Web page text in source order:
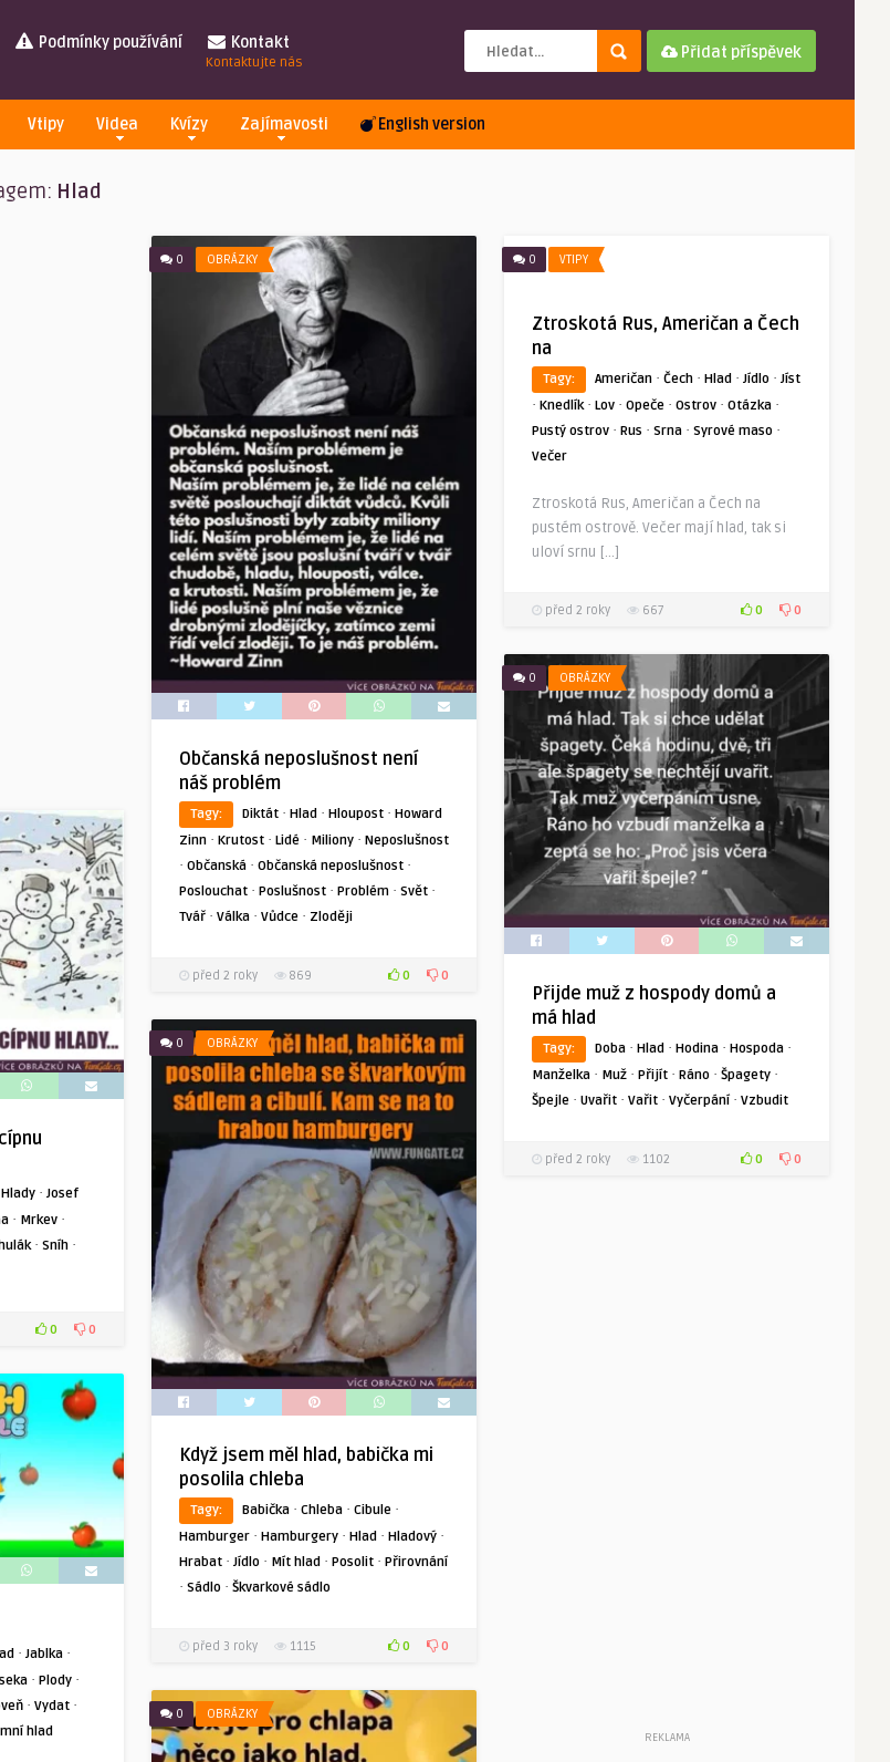
Podmínky používání Kontakt
Kontaktujte nás
Přidat příspěvek
Vtipy Videa Kvízy Zajímavosti English version
Hlad
0 OBRÁZKY
Občanská neposlušnost není
náš problém
Tagy: Diktát · Hlad · Hloupost · Howard
Zinn · Krutost · Lidé · Miliony · Neposlušnost
· Občanská · Občanská neposlušnost ·
Poslouchat · Poslušnost · Problém · Svět ·
Tvář · Válka · Vůdce · Zloději
před 2 roky 869 0 0
0 VTIPY
Ztroskotá Rus, Američan a Čech
na
Tagy: Američan · Čech · Hlad · Jídlo · Jíst
· Knedlík· Lov · Opeče · Ostrov · Otázka ·
Pustý ostrov · Rus · Srna · Syrové maso ·
Večer
Ztroskotá Rus, Američan a Čech na
pustém ostrově. Večer mají hlad, tak si
uloví srnu […]
před 2 roky 667 0 0
0 OBRÁZKY
Přijde muž z hospody domů a
má hlad
Tagy: Doba · Hlad · Hodina · Hospoda ·
Manželka · Muž · Přijít · Ráno · Špagety ·
Špejle · Uvařit · Vařit · Vyčerpání· Vzbudit
před 2 roky 1102 0 0
Hlady · Josef
· Mrkev ·
· Sníh ·
0 0
0 OBRÁZKY
Když jsem měl hlad, babička mi
posolila chleba
Tagy: Babička · Chleba · Cibule ·
Hamburger · Hamburgery · Hlad · Hladový ·
Hrabat · Jídlo · Mít hlad · Posolit · Přirovnání
· Sádlo · Škvarkové sádlo
před 3 roky 1115 0 0
REKLAMA
· Jablka ·
· Plody ·
· Vydat ·
hlad
0 OBRÁZKY